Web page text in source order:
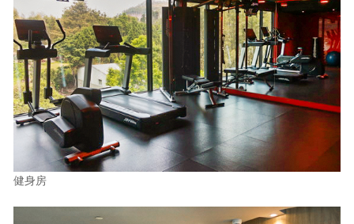
健身房